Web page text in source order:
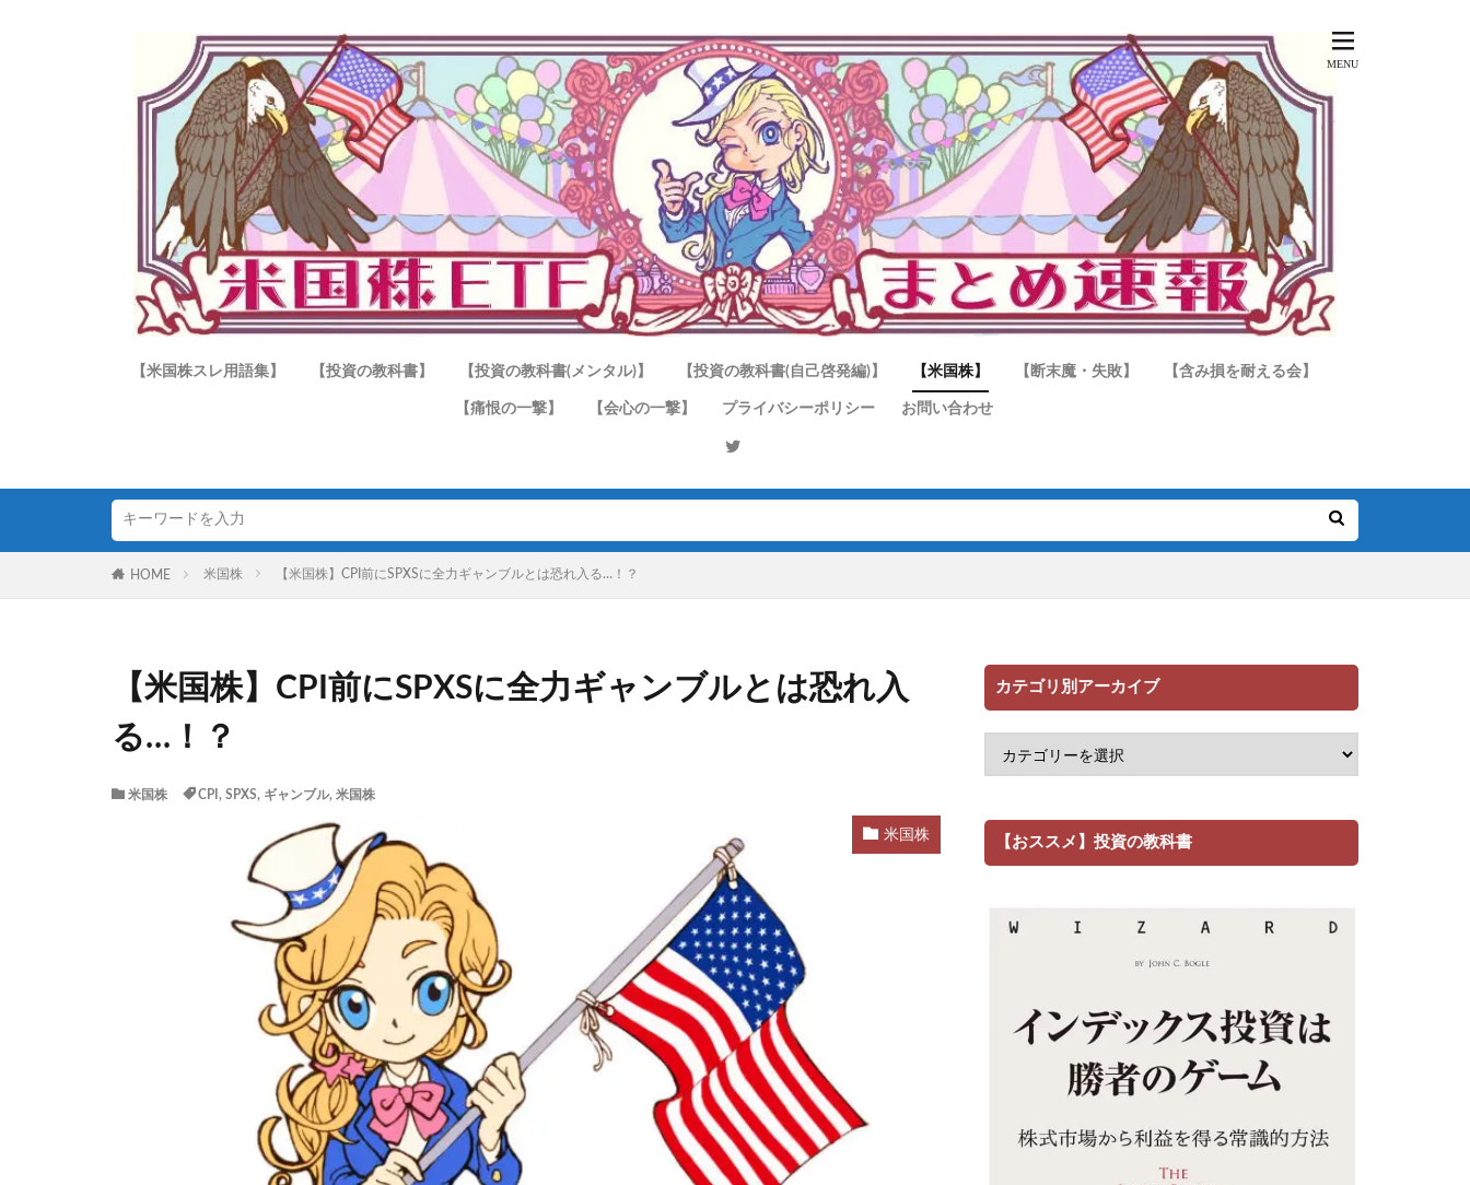
【米国株スレ用語集】 【投資の教科書】 【投資の教科書(メンタル)】 【投資の教科書(自己啓発編)】 【米国株】 【断末魔・失敗】 【含み損を耐える会】
【痛恨の一撃】 【会心の一撃】 プライバシーポリシー お問い合わせ
HOME 米国株 【米国株】CPI前にSPXSに全力ギャンブルとは恐れ入る…！？
【米国株】CPI前にSPXSに全力ギャンブルとは恐れ入
る…！？
米国株 CPI , SPXS, ギャンブル, 米国株
米国株
カテゴリ別アーカイブ
【おススメ】投資の教科書